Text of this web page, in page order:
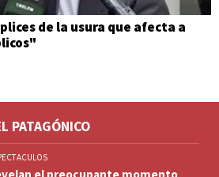
de la usura que afecta a
PATAGÓNICO